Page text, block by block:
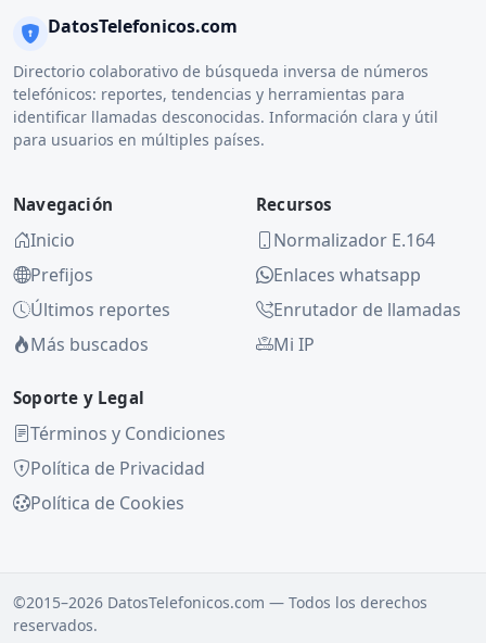
DatosTelefonicos.com
Directorio colaborativo de búsqueda inversa de números
telefónicos: reportes, tendencias y herramientas para
identificar llamadas desconocidas. Información clara y útil
para usuarios en múltiples países.
Navegación
Inicio
Prefijos
Últimos reportes
Más buscados
Recursos
Normalizador E.164
Enlaces whatsapp
Enrutador de llamadas
Mi IP
Soporte y Legal
Términos y Condiciones
Política de Privacidad
Política de Cookies
©2015–2026 DatosTelefonicos.com — Todos los derechos
reservados.